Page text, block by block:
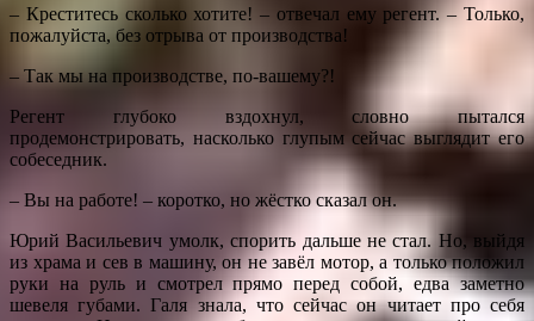
– Креститесь сколько хотите! – отвечал ему регент. – Только,
пожалуйста, без отрыва от производства!
– Так мы на производстве, по-вашему?!
Регент глубоко вздохнул, словно пытался
продемонстрировать, насколько глупым сейчас выглядит его
собеседник.
– Вы на работе! – коротко, но жёстко сказал он.
Юрий Васильевич умолк, спорить дальше не стал. Но, выйдя
из храма и сев в машину, он не завёл мотор, а только положил
руки на руль и смотрел прямо перед собой, едва заметно
шевеля губами. Галя знала, что сейчас он читает про себя